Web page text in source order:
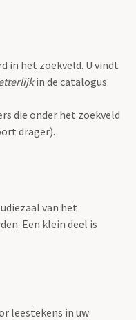
in het zoekveld. U vindt
in de catalogus
die onder het zoekveld
drager).
van het
Een klein deel is
leestekens in uw